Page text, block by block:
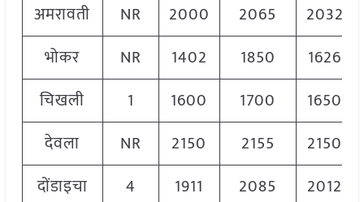
अमरावती
NR 2000 2065
2032
भोकर
NR 1402 1850
1626
चिखली
1 1600 1700
1650
देवला
NR 2150 2155
2150
दोंडाइचा
4 1911 2085
2012